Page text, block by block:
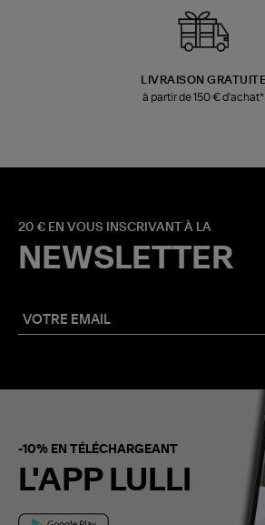
LIVRAISON GRATUITE
à partir de 150 € d'achat*
20 € EN VOUS INSCRIVANT À LA
NEWSLETTER
-10% EN TÉLÉCHARGEANT
L'APP LULLI